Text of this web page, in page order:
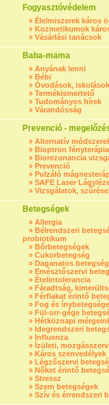
Fogyasztóvédelem
» Élelmiszerek káros
» Kozmetikumok
» Vásárlási tanácsok
Baba-mama
» Anyának lenni
» Bébi
» Óvodások, iskolások
» Termékismertető
» Tudományos hírek
» Várandósság
Prevenció -
» Alternatív
» Bioptron fényterápia
» Biorezonancia
» Prevenció
» Pulzáló
» SAFE Laser
» Vizsgálatok,
Betegségek
» Allergia
» Bélrendszeri
probiotikum
» Bőrbetegségek
» Cukorbetegség
» Daganatos
» Emésztőszervi
» Ételintolerancia
» Fáradtság,
» Férfiakat érintő
» Fog és
» Fül-orr-gége
» Hétköznapi
» Idegrendszeri
» Influenza
» Ízületi,
» Káros szenvedélyek
» Légzőszervi
» Nőket érintő
» Stressz
» Szem betegségek
» Szív és érrendszeri